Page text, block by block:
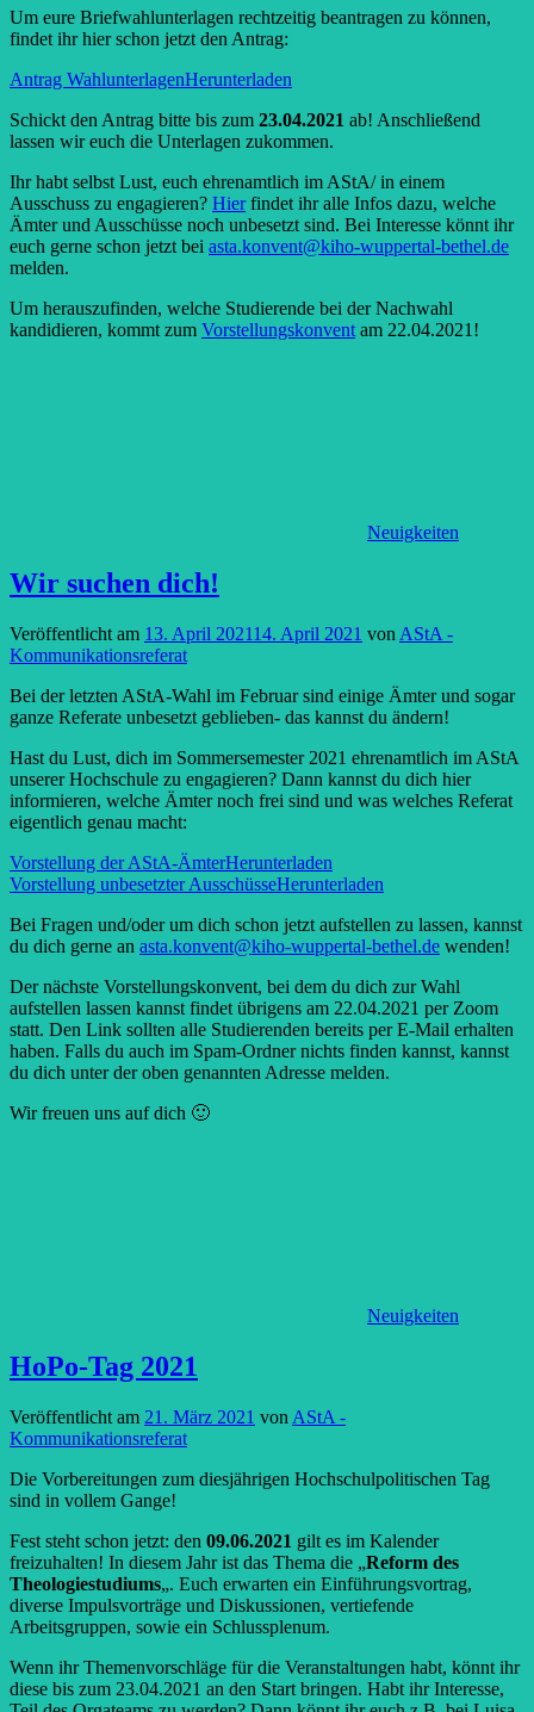
Um eure Briefwahlunterlagen rechtzeitig beantragen zu können,
findet ihr hier schon jetzt den Antrag:
Antrag WahlunterlagenHerunterladen
Schickt den Antrag bitte bis zum 23.04.2021 ab! Anschließend
lassen wir euch die Unterlagen zukommen.
Ihr habt selbst Lust, euch ehrenamtlich im AStA/ in einem
Ausschuss zu engagieren? Hierfindet ihr alle Infos dazu, welche
Ämter und Ausschüsse noch unbesetzt sind. Bei Interesse könnt ihr
euch gerne schon jetzt bei asta.konvent@kiho-wuppertal-bethel.de
melden.
Um herauszufinden, welche Studierende bei der Nachwahl
kandidieren, kommt zum Vorstellungskonvent am 22.04.2021!
Neuigkeiten
Wir suchen dich!
Veröffentlicht am 13. April 202114. April 2021 von AStA -
Kommunikationsreferat
Bei der letzten AStA-Wahl im Februar sind einige Ämter und sogar
ganze Referate unbesetzt geblieben- das kannst du ändern!
Hast du Lust, dich im Sommersemester 2021 ehrenamtlich im AStA
unserer Hochschule zu engagieren? Dann kannst du dich hier
informieren, welche Ämter noch frei sind und was welches Referat
eigentlich genau macht:
Vorstellung der AStA-ÄmterHerunterladen
Vorstellung unbesetzter AusschüsseHerunterladen
Bei Fragen und/oder um dich schon jetzt aufstellen zu lassen, kannst
du dich gerne an asta.konvent@kiho-wuppertal-bethel.de wenden!
Der nächste Vorstellungskonvent, bei dem du dich zur Wahl
aufstellen lassen kannst findet übrigens am 22.04.2021 per Zoom
statt. Den Link sollten alle Studierenden bereits per E-Mail erhalten
haben. Falls du auch im Spam-Ordner nichts finden kannst, kannst
du dich unter der oben genannten Adresse melden.
Wir freuen uns auf dich 🙂
Neuigkeiten
HoPo-Tag 2021
Veröffentlicht am 21. März 2021 von AStA -
Kommunikationsreferat
Die Vorbereitungen zum diesjährigen Hochschulpolitischen Tag
sind in vollem Gange!
Fest steht schon jetzt: den 09.06.2021 gilt es im Kalender
freizuhalten! In diesem Jahr ist das Thema die „Reform des
Theologiestudiums„. Euch erwarten ein Einführungsvortrag,
diverse Impulsvorträge und Diskussionen, vertiefende
Arbeitsgruppen, sowie ein Schlussplenum.
Wenn ihr Themenvorschläge für die Veranstaltungen habt, könnt ihr
diese bis zum 23.04.2021 an den Start bringen. Habt ihr Interesse,